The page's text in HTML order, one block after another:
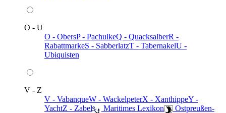
O - U
O - ObersP - PachulkeQ - QuacksalberR -
RabattmarkeS - SabberlatzT - TabernakelU -
Ubiquisten
V - Z
V - VabanqueW - WackelpeterX - XanthippeY -
YachtZ - Zabel ️ Maritimes Lexikon
️ Ostpreußen-